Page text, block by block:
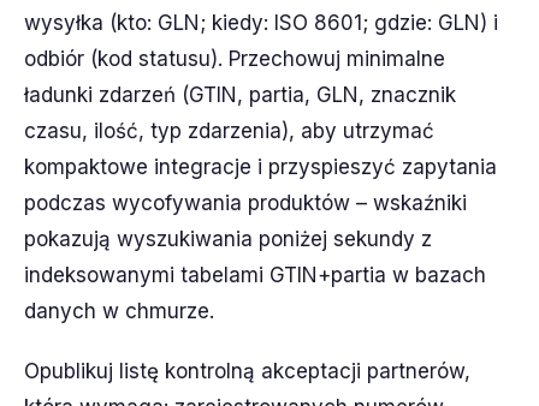
wysyłka (kto: GLN; kiedy: ISO 8601; gdzie: GLN) i
odbiór (kod statusu). Przechowuj minimalne
ładunki zdarzeń (GTIN, partia, GLN, znacznik
czasu, ilość, typ zdarzenia), aby utrzymać
kompaktowe integracje i przyspieszyć zapytania
podczas wycofywania produktów – wskaźniki
pokazują wyszukiwania poniżej sekundy z
indeksowanymi tabelami GTIN+partia w bazach
danych w chmurze.
Opublikuj listę kontrolną akceptacji partnerów,